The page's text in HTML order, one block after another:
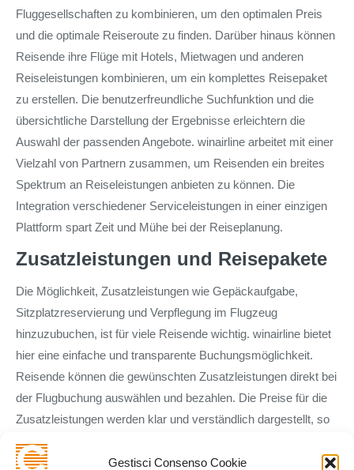
Gestisci Consenso Cookie
Fluggesellschaften zu kombinieren, um den optimalen Preis
und die optimale Reiseroute zu finden. Darüber hinaus können
Reisende ihre Flüge mit Hotels, Mietwagen und anderen
Reiseleistungen kombinieren, um ein komplettes Reisepaket
zu erstellen. Die benutzerfreundliche Suchfunktion und die
übersichtliche Darstellung der Ergebnisse erleichtern die
Auswahl der passenden Angebote. winairline arbeitet mit einer
Vielzahl von Partnern zusammen, um Reisenden ein breites
Spektrum an Reiseleistungen anbieten zu können. Die
Integration verschiedener Serviceleistungen in einer einzigen
Plattform spart Zeit und Mühe bei der Reiseplanung.
Zusatzleistungen und Reisepakete
Die Möglichkeit, Zusatzleistungen wie Gepäckaufgabe,
Sitzplatzreservierung und Verpflegung im Flugzeug
hinzuzubuchen, ist für viele Reisende wichtig. winairline bietet
hier eine einfache und transparente Buchungsmöglichkeit.
Reisende können die gewünschten Zusatzleistungen direkt bei
der Flugbuchung auswählen und bezahlen. Die Preise für die
Zusatzleistungen werden klar und verständlich dargestellt, so
hinaus bietet winairline eine Vielzahl von Reisepaketen an, die